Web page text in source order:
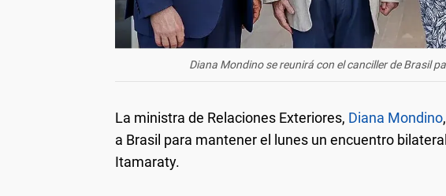
Diana Mondino se reunirá con el canciller de Brasil
La ministra de Relaciones Exteriores, Diana Mondino
a Brasil para mantener el lunes un encuentro
Itamaraty.